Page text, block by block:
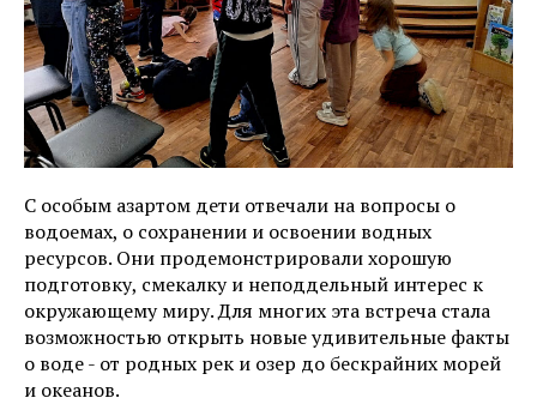
С особым азартом дети отвечали на вопросы о
водоемах, о сохранении и освоении водных
ресурсов. Они продемонстрировали хорошую
подготовку, смекалку и неподдельный интерес к
окружающему миру. Для многих эта встреча стала
возможностью открыть новые удивительные факты
о воде - от родных рек и озер до бескрайних морей
и океанов.